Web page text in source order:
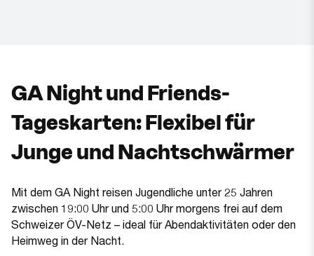
GA Night und Friends-
Tageskarten: Flexibel für
Junge und Nachtschwärmer
Mit dem GA Night reisen Jugendliche unter 25 Jahren
zwischen 19:00 Uhr und 5:00 Uhr morgens frei auf dem
Schweizer ÖV-Netz – ideal für Abendaktivitäten oder den
Heimweg in der Nacht.